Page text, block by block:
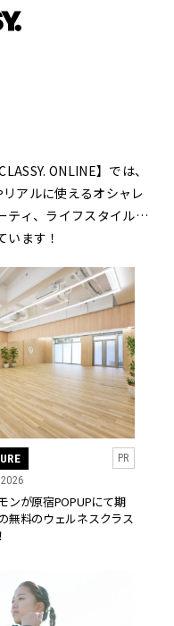
ONLINE】では、
アルに使えるオシャレ
ティ、ライフスタイル…
ます！
PR
ンが原宿POPUPにて期
無料のウェルネスクラス